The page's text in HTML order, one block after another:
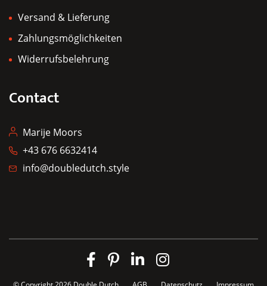
Versand & Lieferung
Zahlungsmöglichkeiten
Widerrufsbelehrung
Contact
Marije Moors
+43 676 6632414
info@doubledutch.style